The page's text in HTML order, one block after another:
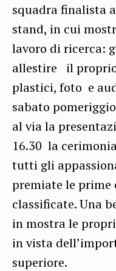
squadra finalista
stand, in cui
lavoro di ricerca:
allestire il
plastici, foto e
sabato
al via la
16.30 la
tutti gli
premiate le prime
classificate. Una
in mostra le
in vista
superiore.